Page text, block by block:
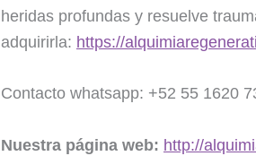
heridas profundas y resuelve
adquirirla: https://
Contacto whatsapp: +52 55 1620
Nuestra página web: http://